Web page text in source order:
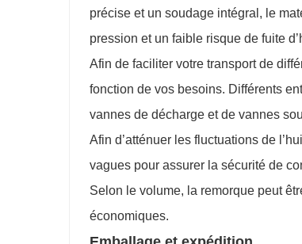
précise et un soudage intégral, le
pression et un faible risque de fuite
Afin de faciliter votre transport de
fonction de vos besoins. Différents
vannes de décharge et de vannes
Afin d’atténuer les fluctuations de
vagues pour assurer la sécurité de
Selon le volume, la remorque peut
économiques.